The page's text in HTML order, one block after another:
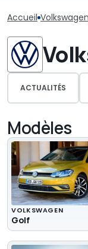
Accueil Volkswagen
ACTUALITÉS
Modèles
VOLKSWAGEN
Golf